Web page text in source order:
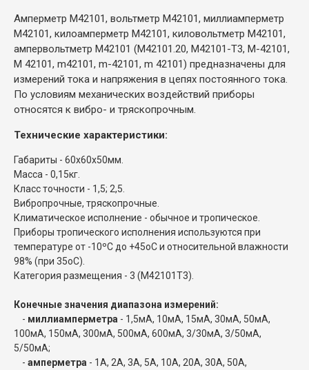
Амперметр М42101, вольтметр М42101, миллиамперметр
М42101, килоамперметр М42101, киловольтметр М42101,
ампервольтметр М42101 (М42101.20, М42101-Т3, М-42101,
M 42101, m42101, m-42101, m 42101) предназначены для
измерений тока и напряжения в цепях постоянного тока.
По условиям механических воздействий приборы
относятся к вибро- и тряскопрочным.
Технические характеристики:
Габариты - 60х60х50мм.
Масса - 0,15кг.
Класс точности - 1,5; 2,5.
Вибропрочные, тряскопрочные.
Климатическое исполнение - обычное и тропическое.
Приборы тропического исполнения используются при
температуре от -10ºС до +45оС и относительной влажности
98% (при 35оС).
Категория размещения - 3 (М42101Т3).
Конечные значения диапазона измерений:
- миллиамперметра - 1,5мА, 10мА, 15мА, 30мА, 50мА,
100мА, 150мА, 300мА, 500мА, 600мА, 3/30мА, 3/50мА,
5/50мА;
- амперметра - 1А, 2А, 3А, 5А, 10А, 20А, 30А, 50А,